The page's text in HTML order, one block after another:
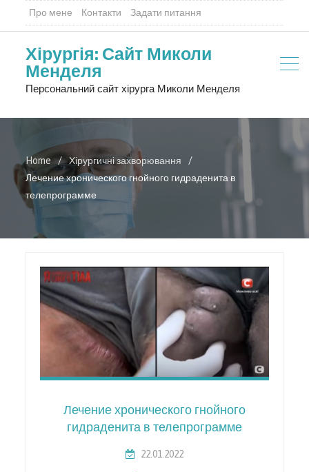
Про мене Контакти Задати питання
Хірургія: Сайт Миколи
Менделя
Персональний сайт хірурга Миколи Менделя
Home
Хірургичні захворювання
Лечение хронического гнойного гидраденита в
телепрограмме
Лечение хронического гнойного
гидраденита в телепрограмме
22.01.2022